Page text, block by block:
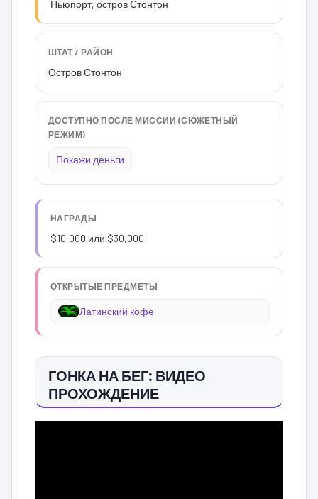
Ньюпорт, остров Стонтон
ШТАТ / РАЙОН
Остров Стонтон
ДОСТУПНО ПОСЛЕ МИССИИ (СЮЖЕТНЫЙ
РЕЖИМ)
Покажи деньги
НАГРАДЫ
$10,000 или $30,000
ОТКРЫТЫЕ ПРЕДМЕТЫ
Латинский кофе
ГОНКА НА БЕГ: ВИДЕО
ПРОХОЖДЕНИЕ